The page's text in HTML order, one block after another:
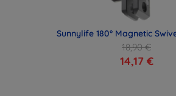
Sunnylife 180° Magnetic
18,90 €
14,17 €